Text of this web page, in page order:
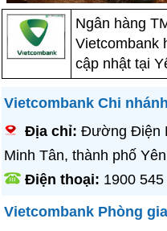
Ngân hàng
Vietcombank
cập nhật tại
Vietcombank Chi
Địa chỉ:Đường Điện
Minh Tân, thành phố
Điện thoại: 1900
Vietcombank Phòng